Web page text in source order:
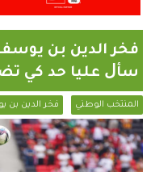
محترفونا بالخارج
ألبومات الصور
البرامج
البث المباشر
فخر الدين بن
ﺳﺄﻝ ﻋﻠﻴﺎ ﺣﺪ ﻛﻲ
المنتخب الوطني فخر الدين بن